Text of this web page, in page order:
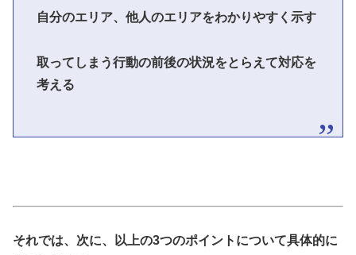
自分のエリア、他人のエリアをわかりやすく示す
取ってしまう行動の前後の状況をとらえて対応を
考える
それでは、次に、以上の3つのポイントについて具体的に